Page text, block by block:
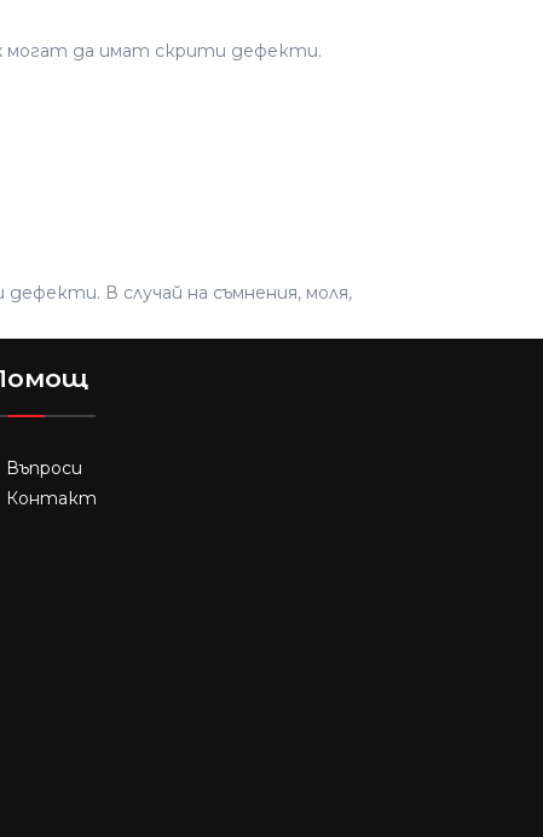
могат да имат скрити дефекти.
В случай на съмнения, моля,
Въпроси
Контакт